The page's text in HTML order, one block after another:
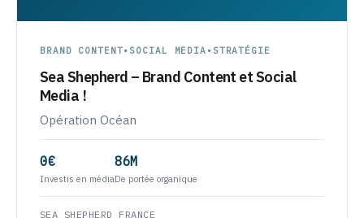
BRAND CONTENT• SOCIAL MEDIA • STRATÉGIE
Sea Shepherd – Brand Content et Social
Media !
Opération Océan
0€
Investis en média
86M
De portée organique
SEA SHEPHERD FRANCE